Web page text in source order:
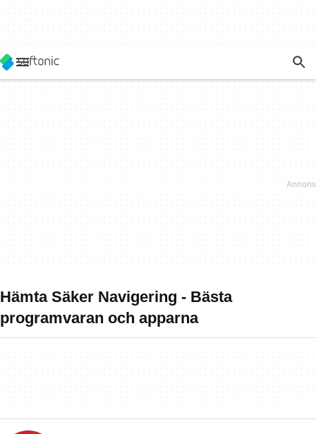
Hämta Säker Navigering - Bästa
programvaran och apparna